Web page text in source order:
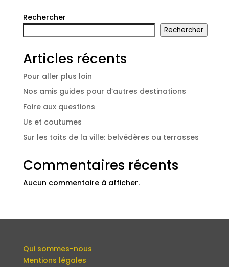
Rechercher
Rechercher
Articles récents
Pour aller plus loin
Nos amis guides pour d’autres destinations
Foire aux questions
Us et coutumes
Sur les toits de la ville: belvédères ou terrasses
Commentaires récents
Aucun commentaire à afficher.
Qui sommes-nous
Mentions légales